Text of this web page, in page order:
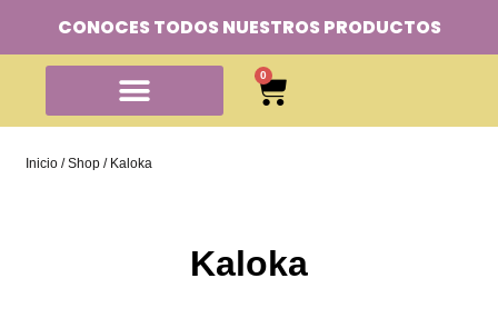
CONOCES TODOS NUESTROS PRODUCTOS
0
Inicio /Shop / Kaloka
Kaloka